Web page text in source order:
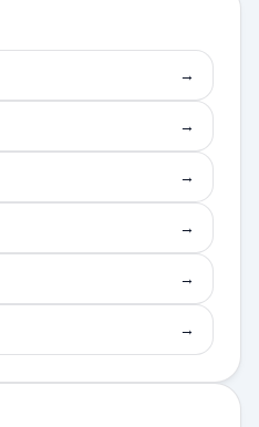
→
→
→
→
→
→